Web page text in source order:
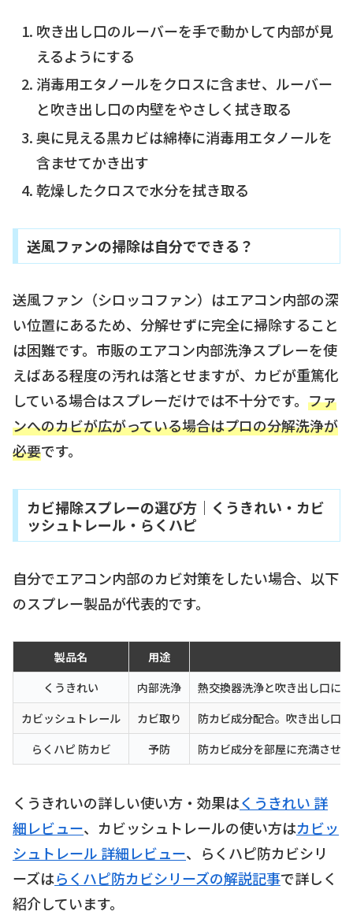
吹き出し口のルーバーを手で動かして内部が見
えるようにする
消毒用エタノールをクロスに含ませ、ルーバー
と吹き出し口の内壁をやさしく拭き取る
奥に見える黒カビは綿棒に消毒用エタノールを
含ませてかき出す
乾燥したクロスで水分を拭き取る
送風ファンの掃除は自分でできる？
送風ファン（シロッコファン）はエアコン内部の深
い位置にあるため、分解せずに完全に掃除すること
は困難です。市販のエアコン内部洗浄スプレーを使
えばある程度の汚れは落とせますが、カビが重篤化
している場合はスプレーだけでは不十分です。 ファ
ンへのカビが広がっている場合はプロの分解洗浄が
必要です。
カビ掃除スプレーの選び方｜くうきれい・カビ
ッシュトレール・らくハピ
自分でエアコン内部のカビ対策をしたい場合、以下
のスプレー製品が代表的です。
製品名
用途
くうきれい
内部洗浄
熱交換器洗浄と吹き出し口に
カビッシュトレール
カビ取り
防カビ成分配合。吹き出し口
らくハピ 防カビ
予防 防カビ成分を部屋に充満させ
くうきれいの詳しい使い方・効果はくうきれい 詳
細レビュー、カビッシュトレールの使い方はカビッ
シュトレール 詳細レビュー、らくハピ防カビシリ
ーズはらくハピ防カビシリーズの解説記事で詳しく
紹介しています。